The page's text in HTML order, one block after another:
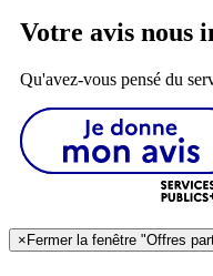
Votre avis nous
Qu'avez-vous pensé du
× Fermer la fenêtre "Offres